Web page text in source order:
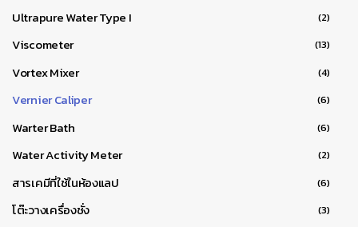
Ultrapure Water Type I (2)
Viscometer (13)
Vortex Mixer (4)
Vernier Caliper (6)
Warter Bath (6)
Water Activity Meter (2)
สารเคมีที่ใช้ในห้องแลป (6)
โต๊ะวางเครื่องชั่ง (3)